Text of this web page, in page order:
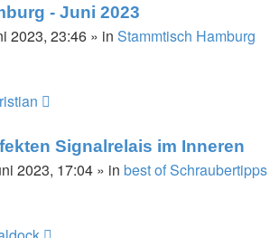
- Juni 2023
2023, 23:46 » in Stammtisch Hamburg
Signalrelais im Inneren
2023, 17:04 » in best of Schraubertipps